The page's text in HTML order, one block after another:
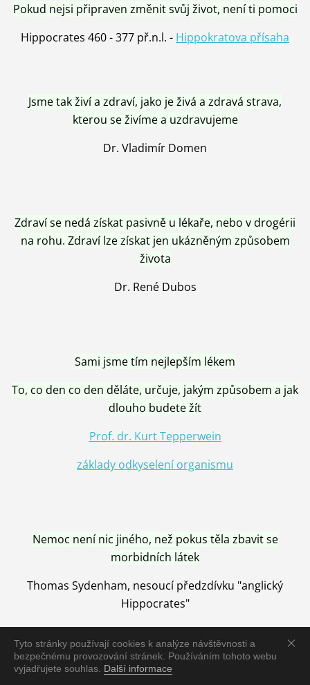
Tyto stránky používají cookies k analýze návštěvnosti a
bezpečnému provozování stránek. Používáním tohoto webu
vyjadřujete souhlas. Další informace
Pokud nejsi připraven změnit svůj život, není ti pomoci
Hippocrates 460 - 377 př.n.l. - Hippokratova přísaha
Jsme tak živí a zdraví, jako je živá a zdravá strava,
kterou se živíme a uzdravujeme
Dr. Vladimír Domen
Zdraví se nedá získat pasivně u lékaře, nebo v drogérii
na rohu. Zdraví lze získat jen ukázněným způsobem
života
Dr. René Dubos
Sami jsme tím nejlepším lékem
To, co den co den děláte, určuje, jakým způsobem a jak
dlouho budete žít
Prof. dr. Kurt Tepperwein
základy odkyselení organismu
Nemoc není nic jiného, než pokus těla zbavit se
morbidních látek
Thomas Sydenham, nesoucí předzdívku "anglický
Hippocrates"
Nemoc je vyléčena jen pomocí Přírody, neutralizací a